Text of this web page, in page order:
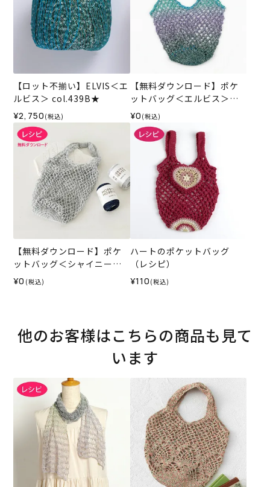
【ロット不揃い】ELVIS＜エ
ルビス＞ col.439B★
¥2,750 (税込)
【無料ダウンロード】ポケ
ットバッグ＜エルビス＞
（レシピ）
¥0 (税込)
【無料ダウンロード】ポケ
ットバッグ＜シャイニーフ
ィル＞（レシピ）
¥0 (税込)
ハートのポケットバッグ
（レシピ）
¥110 (税込)
他のお客様はこちらの商品も見て
います